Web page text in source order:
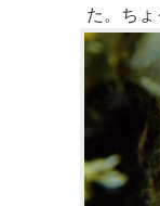
た。ちょ